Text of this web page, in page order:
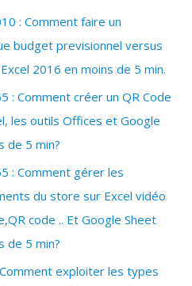
: Comment faire un
budget previsionnel versus
2016 en moins de 5 min.
: Comment créer un QR Code
les outils Offices et Google
de 5 min?
: Comment gérer les
du store sur Excel vidéo
code .. Et Google Sheet
de 5 min?
Comment exploiter les types